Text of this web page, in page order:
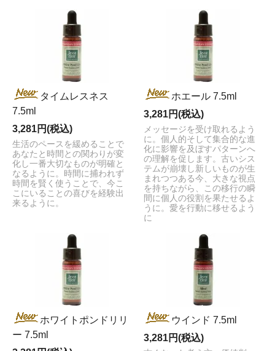
タイムレスネス
7.5ml
3,281円(税込)
生活のペースを緩めることで
あなたと時間との関わりが変
化し一番大切なものが明確と
なるように。時間に捕われず
時間を賢く使うことで、今こ
こにいることの喜びを経験出
来るように。
ホエール 7.5ml
3,281円(税込)
メッセージを受け取れるよう
に。個人的そして集合的な進
化に影響を及ぼすパターンへ
の理解を促します。古いシス
テムが崩壊し新しいものが生
まれつつある今、大きな視点
を持ちながら、この移行の瞬
間に個人の役割を果たせるよ
うに。愛を行動に移せるよう
に
ホワイトポンドリリ
ー 7.5ml
ウインド 7.5ml
3,281円(税込)